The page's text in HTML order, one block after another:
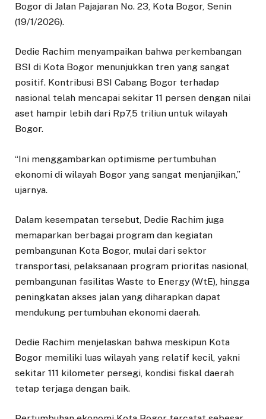
Bogor di Jalan Pajajaran No. 23, Kota Bogor, Senin
(19/1/2026).
Dedie Rachim menyampaikan bahwa perkembangan
BSI di Kota Bogor menunjukkan tren yang sangat
positif. Kontribusi BSI Cabang Bogor terhadap
nasional telah mencapai sekitar 11 persen dengan nilai
aset hampir lebih dari Rp7,5 triliun untuk wilayah
Bogor.
“Ini menggambarkan optimisme pertumbuhan
ekonomi di wilayah Bogor yang sangat menjanjikan,”
ujarnya.
Dalam kesempatan tersebut, Dedie Rachim juga
memaparkan berbagai program dan kegiatan
pembangunan Kota Bogor, mulai dari sektor
transportasi, pelaksanaan program prioritas nasional,
pembangunan fasilitas Waste to Energy (WtE), hingga
peningkatan akses jalan yang diharapkan dapat
mendukung pertumbuhan ekonomi daerah.
Dedie Rachim menjelaskan bahwa meskipun Kota
Bogor memiliki luas wilayah yang relatif kecil, yakni
sekitar 111 kilometer persegi, kondisi fiskal daerah
tetap terjaga dengan baik.